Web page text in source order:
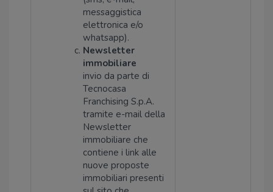
messaggistica
elettronica e/o
whatsapp).
Newsletter
immobiliare
invio da parte di
Tecnocasa
Franchising S.p.A.
tramite e-mail della
Newsletter
immobiliare che
contiene i link alle
nuove proposte
immobiliari presenti